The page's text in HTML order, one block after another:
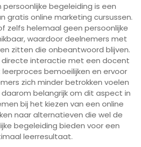
begeleiding is een
gratis online marketing cursussen.
zelfs helemaal geen persoonlijke
waardoor deelnemers met
zitten die onbeantwoord blijven.
directe interactie met een docent
bemoeilijken en ervoor
zich minder betrokken voelen
daarom belangrijk om dit aspect in
bij het kiezen van een online
naar alternatieven die wel de
begeleiding bieden voor een
leerresultaat.